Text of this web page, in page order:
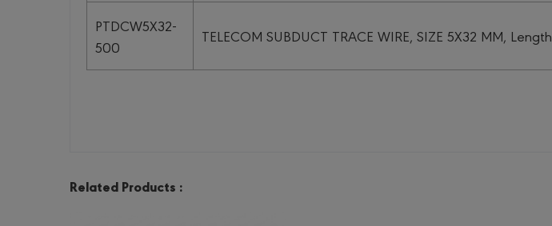
PTDCW5X32-
500
TELECOM SUBDUCT TRACE WIRE, SIZE 5X32 MM,
Related Products :